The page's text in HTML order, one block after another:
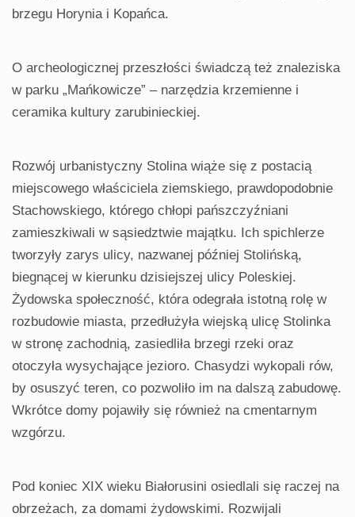
brzegu Horynia i Kopańca.
O archeologicznej przeszłości świadczą też znaleziska
w parku „Mańkowicze” – narzędzia krzemienne i
ceramika kultury zarubinieckiej.
Rozwój urbanistyczny Stolina wiąże się z postacią
miejscowego właściciela ziemskiego, prawdopodobnie
Stachowskiego, którego chłopi pańszczyźniani
zamieszkiwali w sąsiedztwie majątku. Ich spichlerze
tworzyły zarys ulicy, nazwanej później Stolińską,
biegnącej w kierunku dzisiejszej ulicy Poleskiej.
Żydowska społeczność, która odegrała istotną rolę w
rozbudowie miasta, przedłużyła wiejską ulicę Stolinka
w stronę zachodnią, zasiedliła brzegi rzeki oraz
otoczyła wysychające jezioro. Chasydzi wykopali rów,
by osuszyć teren, co pozwoliło im na dalszą zabudowę.
Wkrótce domy pojawiły się również na cmentarnym
wzgórzu.
Pod koniec XIX wieku Białorusini osiedlali się raczej na
obrzeżach, za domami żydowskimi. Rozwijali